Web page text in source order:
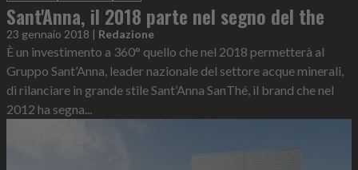
Sant'Anna, il 2018 parte nel segno del the
23 gennaio 2018 | Redazione
È un investimento a 360° quello che nel 2018 permetterà al
Gruppo Sant’Anna, leader nazionale del settore acque minerali,
di rilanciare in grande stile Sant’Anna SanThé, il brand che nel
2012 ha segna...